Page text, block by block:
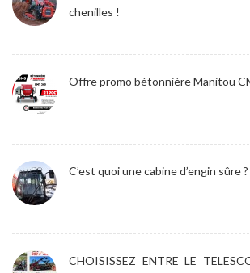
chenilles !
Offre promo bétonnière Manitou
C’est quoi une cabine d’engin sûre ?
CHOISISSEZ ENTRE LE